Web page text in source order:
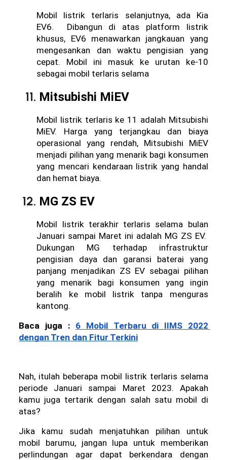
Mobil listrik terlaris selanjutnya, ada Kia
EV6.  Dibangun di atas platform listrik
khusus, EV6 menawarkan jangkauan yang
mengesankan dan waktu pengisian yang
cepat. Mobil ini masuk ke urutan ke-10
sebagai mobil terlaris selama
Mitsubishi MiEV
Mobil listrik terlaris ke 11 adalah Mitsubishi
MiEV. Harga yang terjangkau dan biaya
operasional yang rendah, Mitsubishi MiEV
menjadi pilihan yang menarik bagi konsumen
yang mencari kendaraan listrik yang handal
dan hemat biaya.
MG ZS EV
Mobil listrik terakhir terlaris selama bulan
Januari sampai Maret ini adalah MG ZS EV.
Dukungan MG terhadap infrastruktur
pengisian daya dan garansi baterai yang
panjang menjadikan ZS EV sebagai pilihan
yang menarik bagi konsumen yang ingin
beralih ke mobil listrik tanpa menguras
kantong.
Baca juga : 6 Mobil Terbaru di IIMS 2022
dengan Tren dan Fitur Terkini
Nah, itulah beberapa mobil listrik terlaris selama
periode Januari sampai Maret 2023. Apakah
kamu juga tertarik dengan salah satu mobil di
atas?
Jika kamu sudah menjatuhkan pilihan untuk
mobil barumu, jangan lupa untuk memberikan
perlindungan agar dapat berkendara dengan